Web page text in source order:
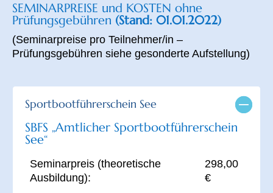
SEMINARPREISE und KOSTEN ohne
Prüfungsgebühren (Stand: 01.01.2022)
(Seminarpreise pro Teilnehmer/in –
Prüfungsgebühren siehe gesonderte Aufstellung)
Sportbootführerschein See
SBFS „Amtlicher Sportbootführerschein
See“
Seminarpreis (theoretische
Ausbildung):
298,00
€